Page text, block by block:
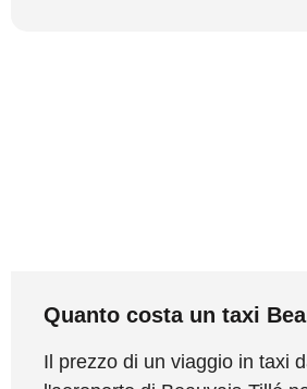
Quanto costa un taxi
Il prezzo di un viaggio in taxi